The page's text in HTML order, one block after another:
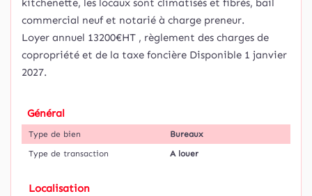
kitchenette, les locaux sont climatisés et fibrés, bail
commercial neuf et notarié à charge preneur.
Loyer annuel 13200€HT , règlement des charges de
copropriété et de la taxe foncière Disponible 1 janvier
2027.
Général
Type de bien
Bureaux
Type de transaction
A louer
Localisation